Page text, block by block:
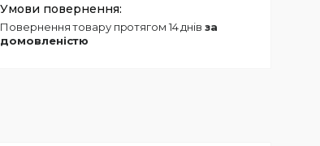
повернення товару протягом 14 днів за
домовленістю